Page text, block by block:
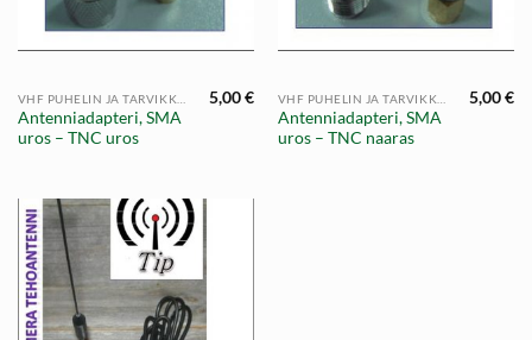
Antenniadapteri, SMA
uros – TNC uros
5,00€
Antenniadapteri, SMA
uros – TNC naaras
5,00€